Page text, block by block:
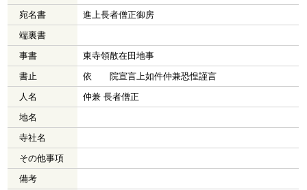
宛名書
進上長者僧正御房
端裏書
事書
東寺領散在田地事
書止
依 院宣言上如件仲兼恐惶謹言
人名
仲兼 長者僧正
地名
寺社名
その他事項
備考